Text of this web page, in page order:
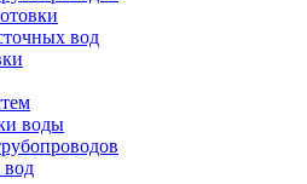
вод
воды
вод